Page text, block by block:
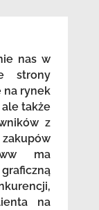
nas w
strony
na rynek
także
z
ma
na